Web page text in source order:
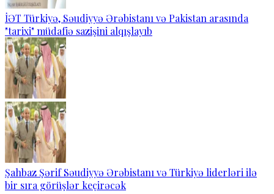
İƏT Türkiyə, Səudiyyə Ərəbistanı və Pakistan arasında
"tarixi" müdafiə sazişini alqışlayıb
Şahbaz Şərif Səudiyyə Ərəbistanı və Türkiyə liderləri ilə
bir sıra görüşlər keçirəcək